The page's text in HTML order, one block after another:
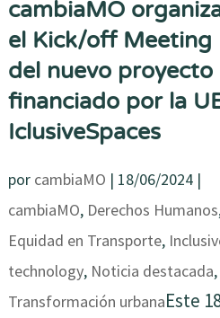
cambiaMO
el Kick/off Meeting
del nuevo proyecto
financiado por la
IclusiveSpaces
por cambiaMO | 18/06/2024|
cambiaMO, Derechos Humanos
Equidad en Transporte,
technology, Noticia destacada,
Transformación urbanaEste